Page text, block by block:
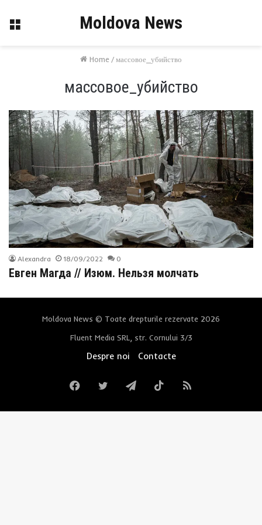
Menu Moldova News
Home /массовое_убийство
массовое_убийство
Alexandra 18/09/2022 0
Евген Магда // Изюм. Нельзя молчать
Moldova News © Toate drepturile rezervate 2026
Fluent Media SRL, str. Cornului 3/3
Despre noi Contacte
FacebookTwitterTelegramTikTokRSS